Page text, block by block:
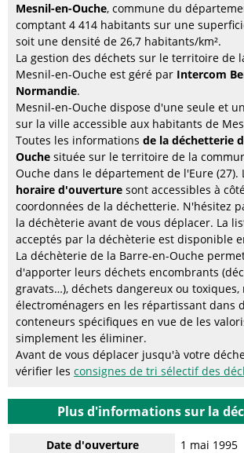
Mesnil-en-Ouche, commune du
comptant 4 414 habitants sur une
soit une densité de 26,7 habitants/km².
La gestion des déchets sur le territoire de
Mesnil-en-Ouche est géré par Intercom
Normandie.
Mesnil-en-Ouche dispose d'une seule et
sur la ville accessible aux habitants de
Toutes les informations de la déchetterie
Ouche située sur le territoire de la
Ouche dans le département de l'Eure (27).
horaire d'ouverture sont accessibles à
coordonnées de la déchetterie. N'hésitez
la déchèterie avant de vous déplacer. La
acceptés par la déchèterie est disponible
La déchèterie de la Barre-en-Ouche
d'apporter leurs déchets encombrants
gravats…), déchets dangereux ou toxiques,
électroménagers en les répartissant dans
conteneurs spécifiques en vue de les
simplement les éliminer.
Avant de vous déplacer jusqu'à votre
vérifier les consignes de tri sélectif des
Plus d'informations sur la
Date d'ouverture 1 mai 1995